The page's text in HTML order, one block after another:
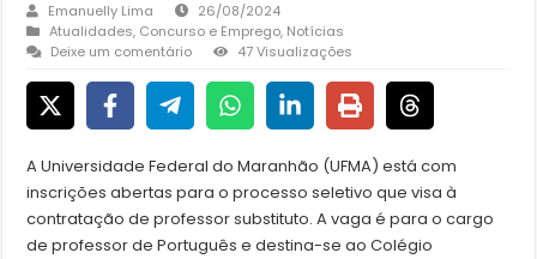
Emanuelly Lima
26/08/2024
Atualidades, Concurso e Emprego, Notícias
Deixe um comentário
47 Visualizações
A Universidade Federal do Maranhão (UFMA) está com
inscrições abertas para o processo seletivo que visa à
contratação de professor substituto. A vaga é para o cargo
de professor de Português e destina-se ao Colégio